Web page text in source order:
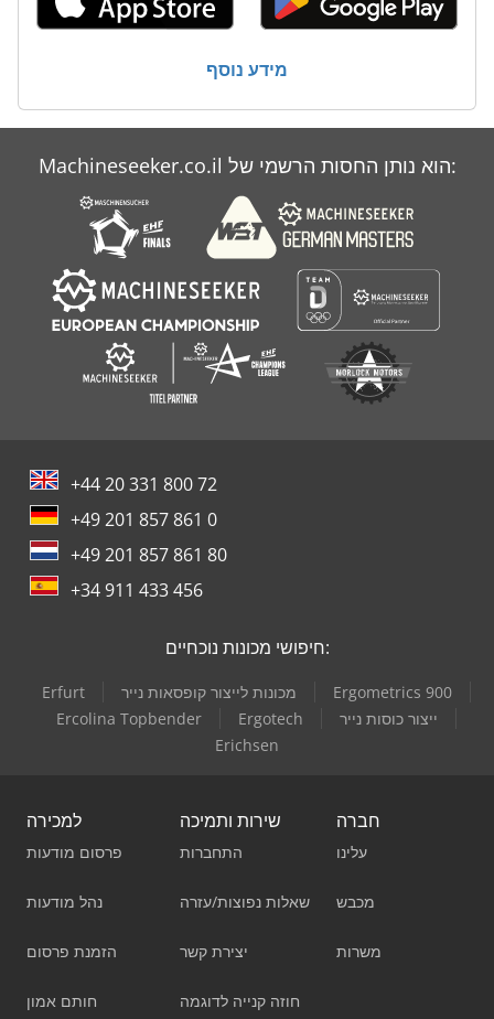
מידע נוסף
Machineseeker.co.il הוא נותן החסות הרשמי של:
+44 20 331 800 72
+49 201 857 861 0
+49 201 857 861 80
+34 911 433 456
חיפושי מכונות נוכחיים:
Erfurt מכונות לייצור קופסאות נייר
Ergometrics 900
Ercolina Topbender
Ergotech
ייצור כוסות נייר
Erichsen
למכירה
פרסום מודעות
נהל מודעות
הזמנת פרסום
חותם אמון
שירות ותמיכה
התחברות
שאלות נפוצות/עזרה
יצירת קשר
חוזה קנייה לדוגמה
חברה
עלינו
מכבש
משרות